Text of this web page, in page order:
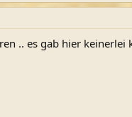
.. es gab hier keinerlei